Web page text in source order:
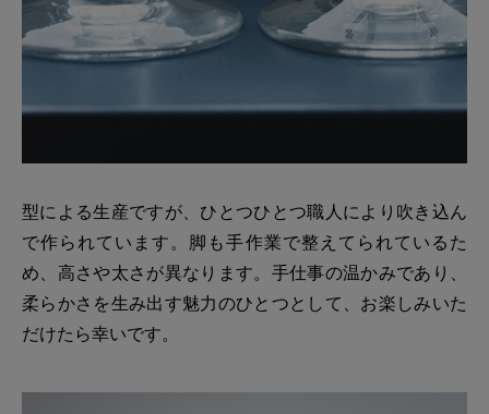
型による生産ですが、ひとつひとつ職人により吹き込ん
で作られています。脚も手作業で整えてられているた
め、高さや太さが異なります。手仕事の温かみであり、
柔らかさを生み出す魅力のひとつとして、お楽しみいた
だけたら幸いです。